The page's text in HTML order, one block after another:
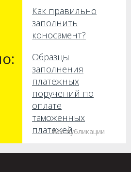
Как правильно
заполнить
коносамент?
Образцы
заполнения
платежных
поручений по
оплате
таможенных
платежей
Как получить груз
Все публикации